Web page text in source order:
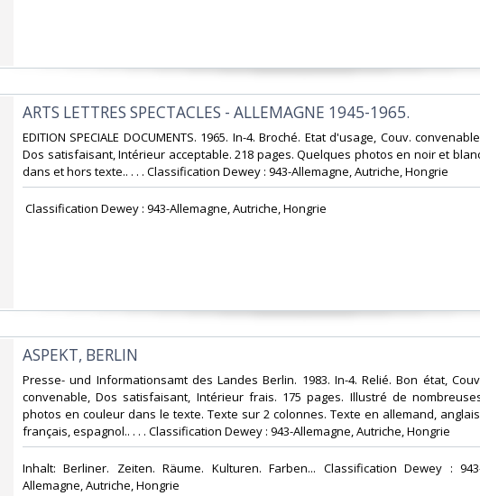
‎ARTS LETTRES SPECTACLES - ALLEMAGNE 1945-1965.‎
‎EDITION SPECIALE DOCUMENTS. 1965. In-4. Broché. Etat d'usage, Couv.
Dos satisfaisant, Intérieur acceptable. 218 pages. Quelques photos en noir et
dans et hors texte.. . . . Classification Dewey : 943-Allemagne, Autriche, Hongrie‎
‎ Classification Dewey : 943-Allemagne, Autriche, Hongrie‎
‎ASPEKT, BERLIN‎
‎Presse- und Informationsamt des Landes Berlin. 1983. In-4. Relié. Bon état,
convenable, Dos satisfaisant, Intérieur frais. 175 pages. Illustré de
photos en couleur dans le texte. Texte sur 2 colonnes. Texte en allemand,
français, espagnol.. . . . Classification Dewey : 943-Allemagne, Autriche, Hongrie‎
‎Inhalt: Berliner. Zeiten. Räume. Kulturen. Farben... Classification Dewey :
Allemagne, Autriche, Hongrie‎